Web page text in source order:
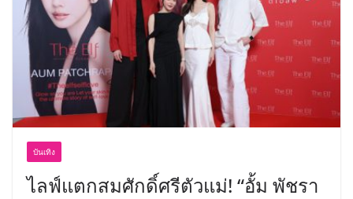
บันเทิง
ไลฟ์แตกสมศักดิ์ศรีตัวแม่! “อั้ม พัชรา